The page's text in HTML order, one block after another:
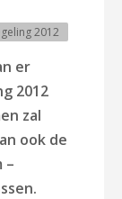
2012
er
2012
zal
ook de
–